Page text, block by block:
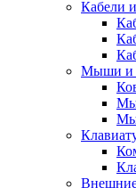
Кабели
Мыши и